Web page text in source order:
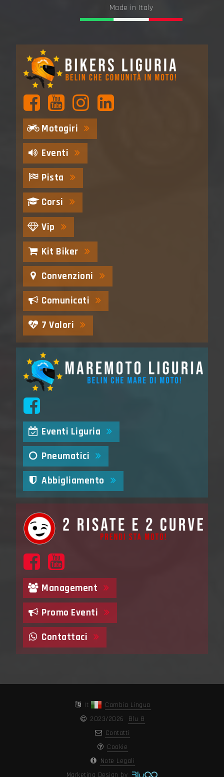
Made in Italy
Motogiri
Eventi
Pista
Corsi
Vip
Kit Biker
Convenzioni
Comunicati
7 Valori
Eventi Liguria
Pneumatici
Abbigliamento
Management
Promo Eventi
Contattaci
It
Cambia Lingua
2023/2026 Blu 8
Contatti
Cookie
Note Legali
Marketing Design by